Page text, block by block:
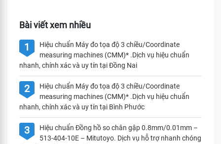
Bài viết xem nhiều
1
Hiệu chuẩn Máy đo tọa độ 3 chiều/Coordinate
measuring machines (CMM)* .Dịch vụ hiệu chuẩn
nhanh, chính xác và uy tín tại Đồng Nai
2
Hiệu chuẩn Máy đo tọa độ 3 chiều/Coordinate
measuring machines (CMM)* .Dịch vụ hiệu chuẩn
nhanh, chính xác và uy tín tại Bình Phước
3
Hiệu chuẩn Đồng hồ so chân gập 0.8mm/0.01mm –
513-404-10E – Mitutoyo. Dịch vụ hỗ trợ nhanh chóng